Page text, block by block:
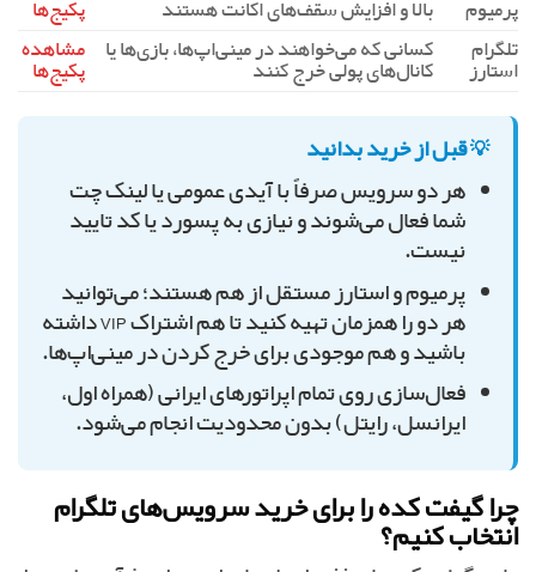
پرمیوم بالا و افزایش سقف‌های اکانت هستند
پکیج‌ها
تلگرام
استارز
کسانی که می‌خواهند در مینی‌اپ‌ها، بازی‌ها یا
کانال‌های پولی خرج کنند
مشاهده
پکیج‌ها
💡 قبل از خرید بدانید
هر دو سرویس صرفاً با آیدی عمومی یا لینک چت
شما فعال می‌شوند و نیازی به پسورد یا کد تایید
نیست.
پرمیوم و استارز مستقل از هم هستند؛ می‌توانید
هر دو را همزمان تهیه کنید تا هم اشتراک VIP داشته
باشید و هم موجودی برای خرج کردن در مینی‌اپ‌ها.
فعال‌سازی روی تمام اپراتورهای ایرانی (همراه اول،
ایرانسل، رایتل) بدون محدودیت انجام می‌شود.
چرا گیفت کده را برای خرید سرویس‌های تلگرام
انتخاب کنیم؟